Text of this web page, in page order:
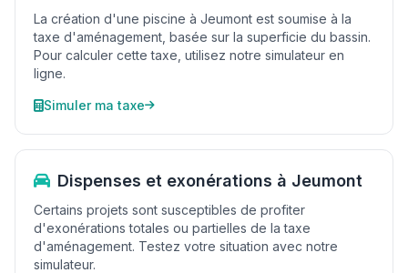
La création d'une piscine à Jeumont est soumise à la
taxe d'aménagement, basée sur la superficie du bassin.
Pour calculer cette taxe, utilisez notre simulateur en
ligne.
Simuler ma taxe
Dispenses et exonérations à Jeumont
Certains projets sont susceptibles de profiter
d'exonérations totales ou partielles de la taxe
d'aménagement. Testez votre situation avec notre
simulateur.